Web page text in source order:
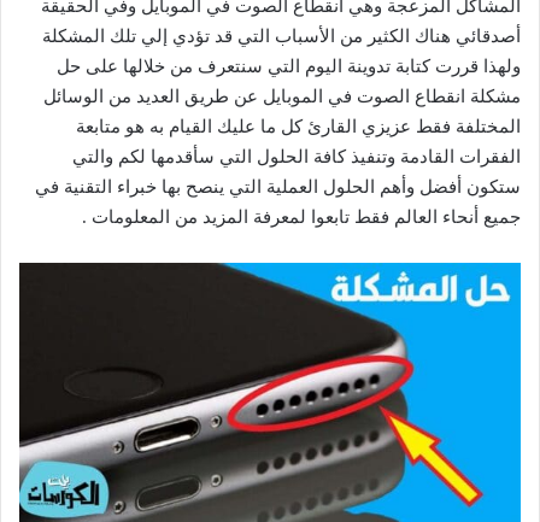
المشاكل المزعجة وهي انقطاع الصوت في الموبايل وفي الحقيقة
أصدقائي هناك الكثير من الأسباب التي قد تؤدي إلي تلك المشكلة
ولهذا قررت كتابة تدوينة اليوم التي سنتعرف من خلالها على حل
مشكلة انقطاع الصوت في الموبايل عن طريق العديد من الوسائل
المختلفة فقط عزيزي القارئ كل ما عليك القيام به هو متابعة
الفقرات القادمة وتنفيذ كافة الحلول التي سأقدمها لكم والتي
ستكون أفضل وأهم الحلول العملية التي ينصح بها خبراء التقنية في
جميع أنحاء العالم فقط تابعوا لمعرفة المزيد من المعلومات .